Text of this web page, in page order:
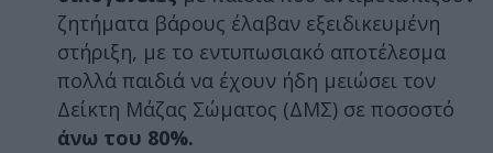
ζητήματα βάρους έλαβαν εξειδικευμένη
στήριξη, με το εντυπωσιακό αποτέλεσμα
πολλά παιδιά να έχουν ήδη μειώσει τον
Δείκτη Μάζας Σώματος (ΔΜΣ) σε ποσοστό
άνω του 80%.